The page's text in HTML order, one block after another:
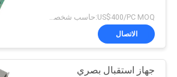
US$400/PC MOQ:حاسب شخصي 1
الاتصال
جهاز استقبال بصري